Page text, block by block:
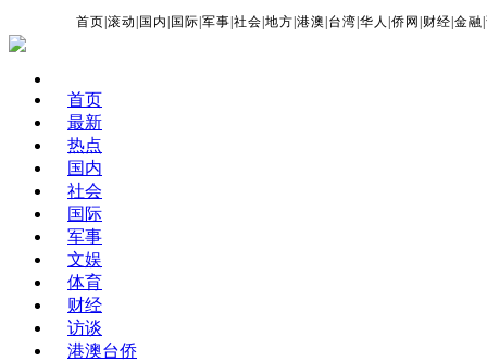
首页 |滚动 国内 国际 |军事 |社会 |地方 |港澳 台湾 |华人 |侨网 财经 |金融 |
首页
最新
热点
国内
社会
国际
军事
文娱
体育
财经
访谈
港澳台侨